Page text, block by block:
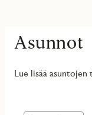
Asunnot
Lue lisää asuntojen